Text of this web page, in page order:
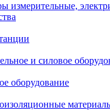
измерительные,
и силовое
оборудование